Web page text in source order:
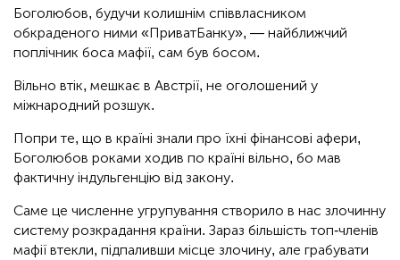
Боголюбов, будучи колишнім співвласником
обкраденого ними «ПриватБанку», — найближчий
поплічник боса мафії, сам був босом.
Вільно втік, мешкає в Австрії, не оголошений у
міжнародний розшук.
Попри те, що в країні знали про їхні фінансові афери,
Боголюбов роками ходив по країні вільно, бо мав
фактичну індульгенцію від закону.
Саме це численне угрупування створило в нас злочинну
систему розкрадання країни. Зараз більшість топ-членів
мафії втекли, підпаливши місце злочину, але грабувати